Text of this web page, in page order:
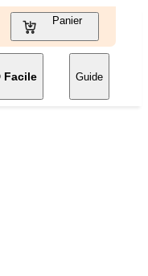
Panier
Facile Guide